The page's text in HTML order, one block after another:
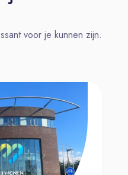
voor je kunnen zijn.